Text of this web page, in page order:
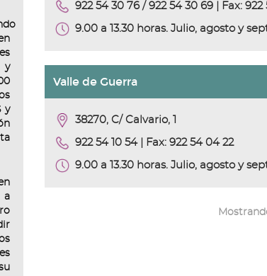
y
y
a
922 54 30 76 / 922 54 30 69 | Fax: 922
9.00 a 13.30 horas. Julio, agosto y
Valle de Guerra
38270, C/ Calvario, 1
922 54 10 54 | Fax: 922 54 04 22
9.00 a 13.30 horas. Julio, agosto y